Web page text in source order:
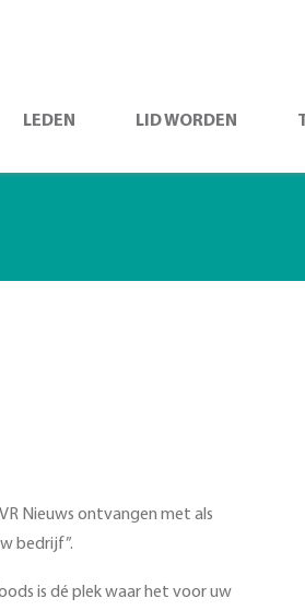
LEDEN LID WORDEN
Nieuws ontvangen met als
bedrijf”.
is dé plek waar het voor uw